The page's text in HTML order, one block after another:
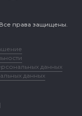
права защищены.
данных
данных